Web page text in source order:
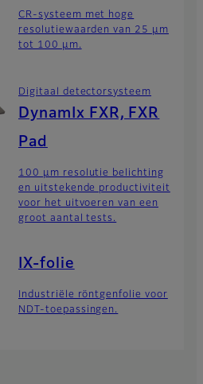
CR-systeem met hoge
resolutiewaarden van 25 μm
tot 100 μm.
Digitaal detectorsysteem
DynamIx FXR, FXR
Pad
100 μm resolutie belichting
en uitstekende productiviteit
voor het uitvoeren van een
groot aantal tests.
IX-folie
Industriële röntgenfolie voor
NDT-toepassingen.